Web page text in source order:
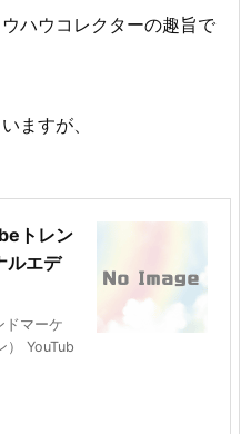
ハウコレクターの趣旨で
ますが、
トレン
ルエデ
ドマーケ
YouTub